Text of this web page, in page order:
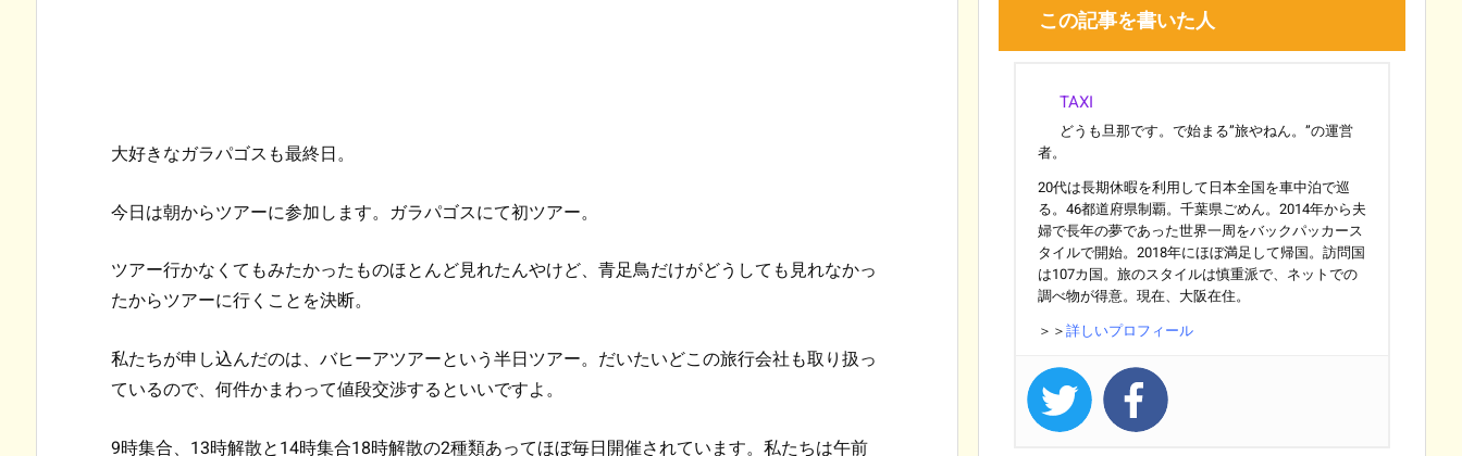
大好きなガラパゴスも最終日。
今日は朝からツアーに参加します。ガラパゴスにて初ツアー。
ツアー行かなくてもみたかったものほとんど見れたんやけど、青足鳥だけがどうしても見れなかっ
たからツアーに行くことを決断。
私たちが申し込んだのは、バヒーアツアーという半日ツアー。だいたいどこの旅行会社も取り扱っ
ているので、何件かまわって値段交渉するといいですよ。
9時集合、13時解散と14時集合18時解散の2種類あってほぼ毎日開催されています。私たちは午前
この記事を書いた人
TAXI
どうも旦那です。で始まる”旅やねん。”の運営
者。
20代は長期休暇を利用して日本全国を車中泊で巡
る。46都道府県制覇。千葉県ごめん。2014年から夫
婦で長年の夢であった世界一周をバックパッカース
タイルで開始。2018年にほぼ満足して帰国。訪問国
は107カ国。旅のスタイルは慎重派で、ネットでの
調べ物が得意。現在、大阪在住。
＞＞ 詳しいプロフィール